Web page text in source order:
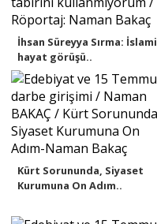
İhsan Süreyya Sırma: İslami
hayat görüşü..
Kürt Sorununda, Siyaset
Kurumuna On Adım..